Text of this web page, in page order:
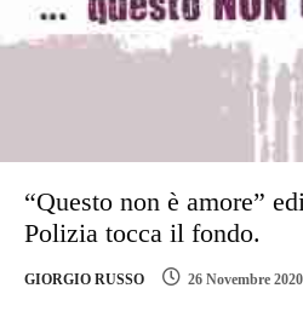
“Questo non è amore”
Polizia tocca il fondo.
GIORGIO RUSSO 26 Novembre 2020